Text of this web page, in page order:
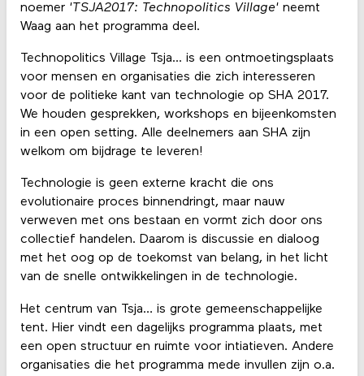
noemer 'TSJA2017: Technopolitics Village'neemt
Waag aan het programma deel.
Technopolitics Village Tsja... is een ontmoetingsplaats
voor mensen en organisaties die zich interesseren
voor de politieke kant van technologie op SHA 2017.
We houden gesprekken, workshops en bijeenkomsten
in een open setting. Alle deelnemers aan SHA zijn
welkom om bijdrage te leveren!
Technologie is geen externe kracht die ons
evolutionaire proces binnendringt, maar nauw
verweven met ons bestaan en vormt zich door ons
collectief handelen. Daarom is discussie en dialoog
met het oog op de toekomst van belang, in het licht
van de snelle ontwikkelingen in de technologie.
Het centrum van Tsja… is grote gemeenschappelijke
tent. Hier vindt een dagelijks programma plaats, met
een open structuur en ruimte voor intiatieven. Andere
organisaties die het programma mede invullen zijn o.a.